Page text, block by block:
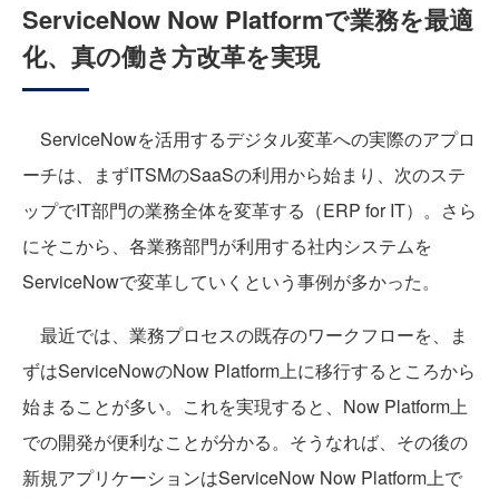
ServiceNow Now Platformで業務を最適
化、真の働き方改革を実現
ServiceNowを活用するデジタル変革への実際のアプロ
ーチは、まずITSMのSaaSの利用から始まり、次のステ
ップでIT部門の業務全体を変革する（ERP for IT）。さら
にそこから、各業務部門が利用する社内システムを
ServiceNowで変革していくという事例が多かった。
最近では、業務プロセスの既存のワークフローを、ま
ずはServiceNowのNow Platform上に移行するところから
始まることが多い。これを実現すると、Now Platform上
での開発が便利なことが分かる。そうなれば、その後の
新規アプリケーションはServiceNow Now Platform上で